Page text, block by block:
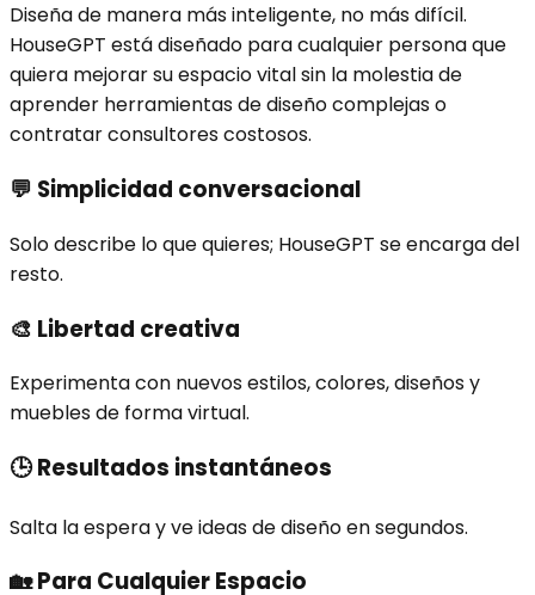
Diseña de manera más inteligente, no más difícil.
HouseGPT está diseñado para cualquier persona que
quiera mejorar su espacio vital sin la molestia de
aprender herramientas de diseño complejas o
contratar consultores costosos.
💬 Simplicidad conversacional
Solo describe lo que quieres; HouseGPT se encarga del
resto.
🎨 Libertad creativa
Experimenta con nuevos estilos, colores, diseños y
muebles de forma virtual.
🕒Resultados instantáneos
Salta la espera y ve ideas de diseño en segundos.
🏡Para Cualquier Espacio